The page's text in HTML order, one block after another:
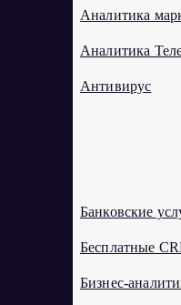
Аналитика
Аналитика
Антивирус
Банковские
Бесплатные
Бизнес-